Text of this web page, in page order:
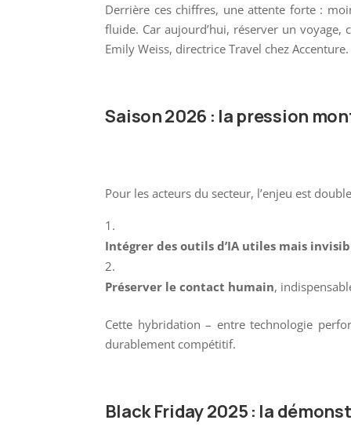
Derrière ces chiffres, une attente forte :
fluide. Car aujourd’hui, réserver un voyage,
Emily Weiss, directrice Travel chez
Saison 2026 : la pression
Pour les acteurs du secteur, l’enjeu est
Intégrer des outils d’IA utiles mais
Préserver le contact humain,
Cette hybridation – entre technologie
durablement compétitif.
Black Friday 2025 : la